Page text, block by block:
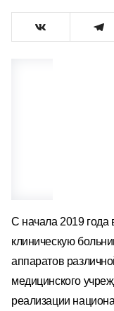
С начала 2019 года
клиническую
аппаратов
медицинского
реализации